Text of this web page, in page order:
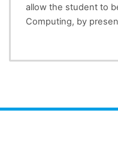
allow the student to
as well